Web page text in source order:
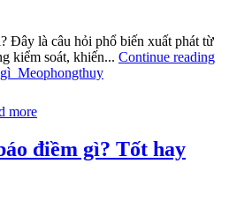
Đây là câu hỏi phổ biến xuất phát từ
kiểm soát, khiến... Continue reading
more
điềm gì? Tốt hay